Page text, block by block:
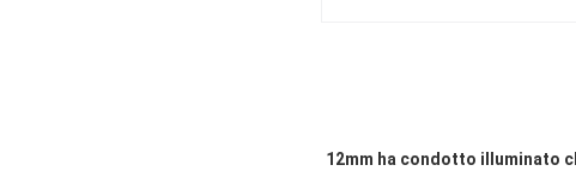
12mm ha condotto illuminato